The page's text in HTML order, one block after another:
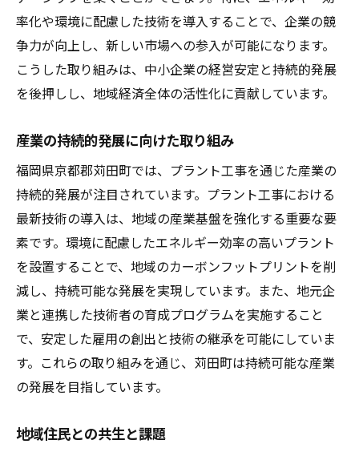
率化や環境に配慮した技術を導入することで、企業の競
争力が向上し、新しい市場への参入が可能になります。
こうした取り組みは、中小企業の経営安定と持続的発展
を後押しし、地域経済全体の活性化に貢献しています。
産業の持続的発展に向けた取り組み
福岡県京都郡苅田町では、プラント工事を通じた産業の
持続的発展が注目されています。プラント工事における
最新技術の導入は、地域の産業基盤を強化する重要な要
素です。環境に配慮したエネルギー効率の高いプラント
を設置することで、地域のカーボンフットプリントを削
減し、持続可能な発展を実現しています。また、地元企
業と連携した技術者の育成プログラムを実施すること
で、安定した雇用の創出と技術の継承を可能にしていま
す。これらの取り組みを通じ、苅田町は持続可能な産業
の発展を目指しています。
地域住民との共生と課題